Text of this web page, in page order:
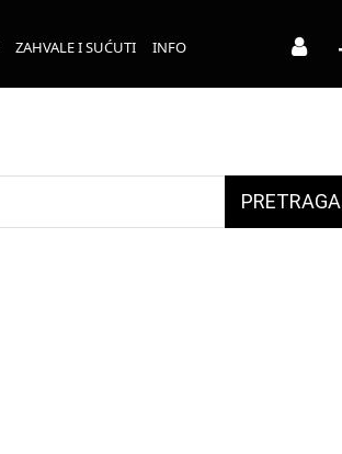
ZAHVALE I SUĆUTI INFO
PRETRAGA